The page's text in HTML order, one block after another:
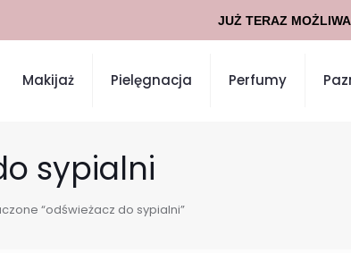
Makijaż Pielęgnacja Perfumy
sypialni
“odświeżacz do sypialni”
JUŻ TERAZ